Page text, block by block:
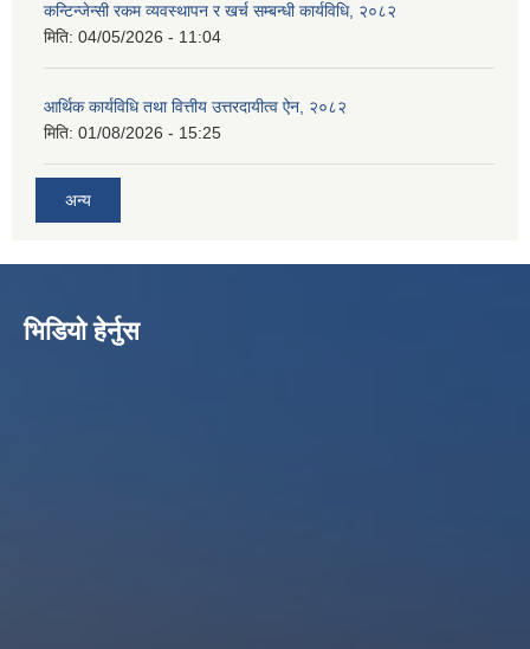
कन्टिन्जेन्सी रकम व्यवस्थापन र खर्च सम्बन्धी कार्यविधि, २०८२
मिति: 04/05/2026 - 11:04
आर्थिक कार्यविधि तथा वित्तीय उत्तरदायीत्व ऐन, २०८२
मिति: 01/08/2026 - 15:25
अन्य
भिडियो हेर्नुस